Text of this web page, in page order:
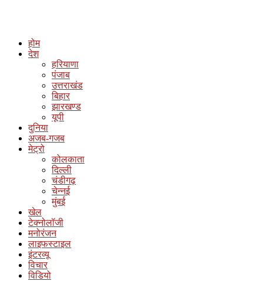
होम
देश
हरियाणा
पंजाब
उत्तराखंड
बिहार
झारखण्ड
यूपी
दुनिया
अजब-गजब
मेट्रो
कोलकाता
दिल्ली
चंडीगढ़
चेन्नई
मुंबई
खेल
टेक्नोलॉजी
मनोरंजन
लाइफस्टाइल
इंटरव्यू
विचार
विडियो